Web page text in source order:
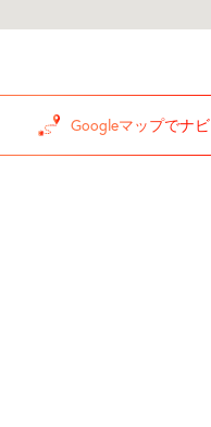
Googleマップでナビ